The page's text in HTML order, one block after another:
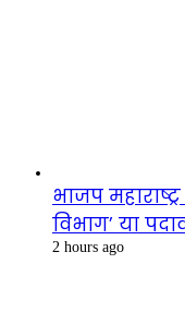
भाजप
विभाग’ या
2 hours ago